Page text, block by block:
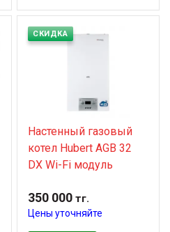
СКИДКА
Настенный газовый
котел Hubert AGB 32
DX Wi-Fi модуль
350 000тг.
Цены уточняйте